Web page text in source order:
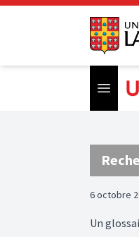
Open
6 octobre
Un